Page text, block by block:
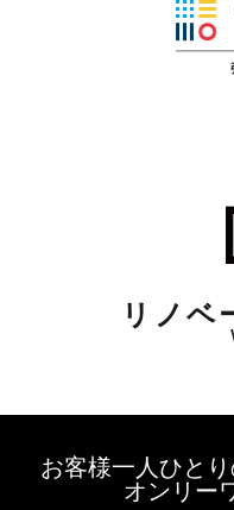
リノベ
お客様一人ひと
オンリー